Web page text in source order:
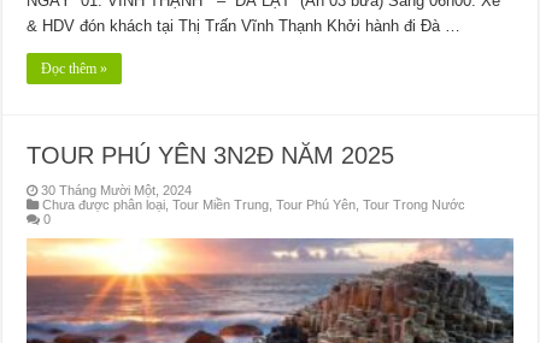
& HDV đón khách tại Thị Trấn Vĩnh Thạnh Khởi hành đi Đà …
Đọc thêm »
TOUR PHÚ YÊN 3N2Đ NĂM 2025
30 Tháng Mười Một, 2024
Chưa được phân loại ,Tour Miền Trung ,Tour Phú Yên ,Tour Trong Nước
0